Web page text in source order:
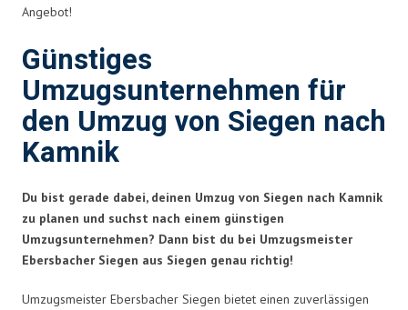
Angebot!
Günstiges
Umzugsunternehmen für
den Umzug von Siegen nach
Kamnik
Du bist gerade dabei, deinen Umzug von Siegen nach Kamnik
zu planen und suchst nach einem günstigen
Umzugsunternehmen? Dann bist du bei Umzugsmeister
Ebersbacher Siegen aus Siegen genau richtig!
Umzugsmeister Ebersbacher Siegen bietet einen zuverlässigen